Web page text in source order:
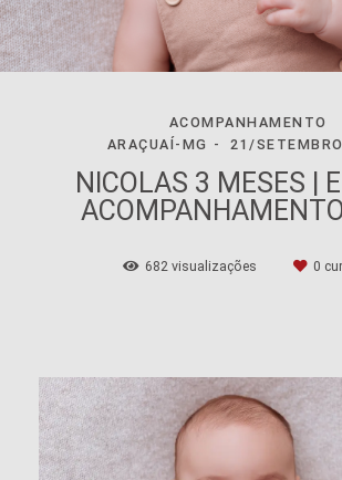
ACOMPANHAMENTO
ARAÇUAÍ-MG
21/
NICOLAS 3 MESES |
682 visualizações 0